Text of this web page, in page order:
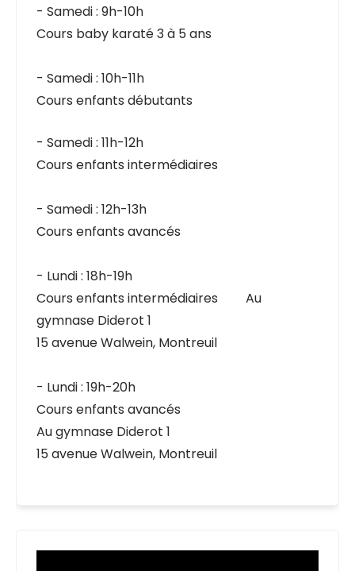
- Samedi : 9h-10h
Cours baby karaté 3 à 5 ans
- Samedi : 10h-11h
Cours enfants débutants
- Samedi : 11h-12h
Cours enfants intermédiaires
- Samedi : 12h-13h
Cours enfants avancés
- Lundi : 18h-19h
Cours enfants intermédiaires
Au
gymnase Diderot 1
15 avenue Walwein, Montreuil
- Lundi : 19h-20h
Cours enfants avancés
Au gymnase Diderot 1
15 avenue Walwein, Montreuil